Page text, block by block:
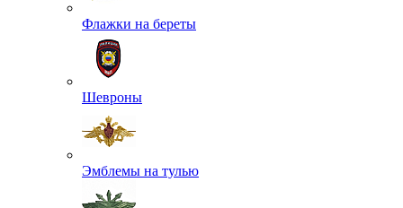
Флажки на береты
Шевроны
Эмблемы на тулью